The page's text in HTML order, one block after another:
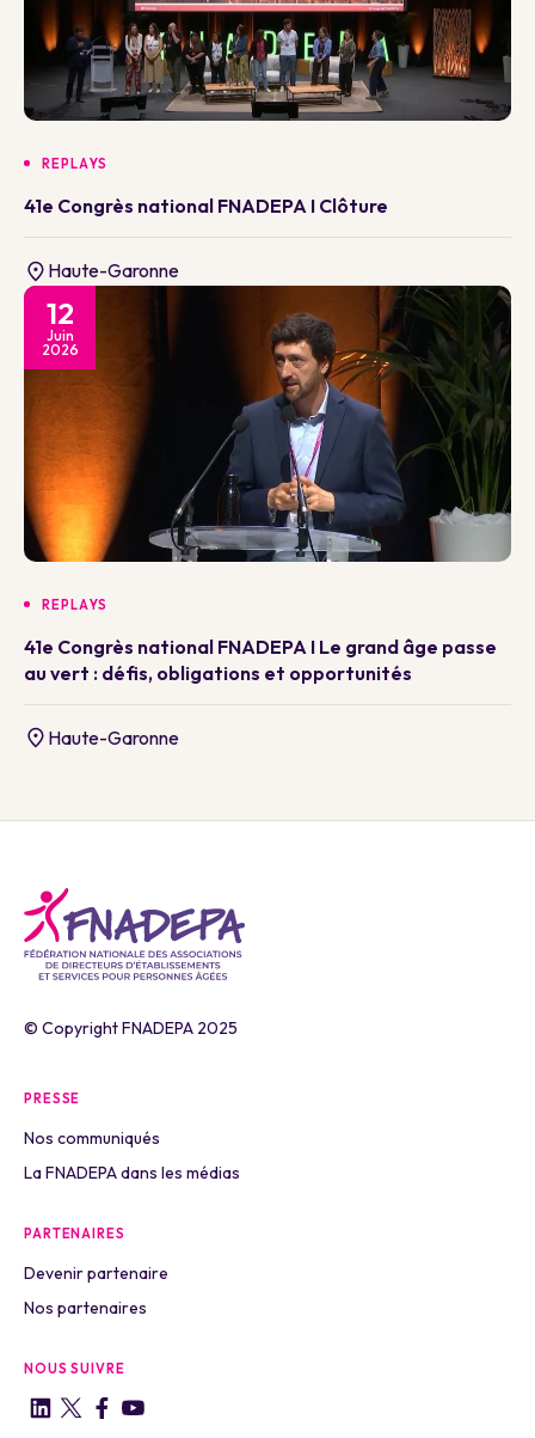
REPLAYS
41e Congrès national FNADEPA I Clôture
Haute-Garonne
12
Juin
2026
REPLAYS
41e Congrès national FNADEPA I Le grand âge passe
au vert : défis, obligations et opportunités
Haute-Garonne
© Copyright FNADEPA 2025
PRESSE
Nos communiqués
La FNADEPA dans les médias
PARTENAIRES
Devenir partenaire
Nos partenaires
NOUS SUIVRE